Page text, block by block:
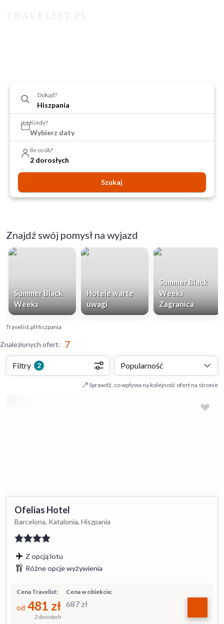
Dokąd?
Kiedy?
Wybierz daty
Ile osób?
2 dorosłych
Szukaj
Znajdź swój pomysł na wyjazd
Summer Black
Weeks
Hotele warte
uwagi
Summer Black
Weeks
Zagranica
Travelist.plHiszpania
Znalezionych ofert: 7
Filtry 2 Popularność
Sprawdź, co wpływa na kolejność ofert na stronie
Ofelias Hotel
Barcelona, Katalonia, Hiszpania
Z opcją lotu
Różne opcje wyżywienia
Cena w obiekcie:
687 zł
Cena Travelist:
od 481 zł
2 dorosłych